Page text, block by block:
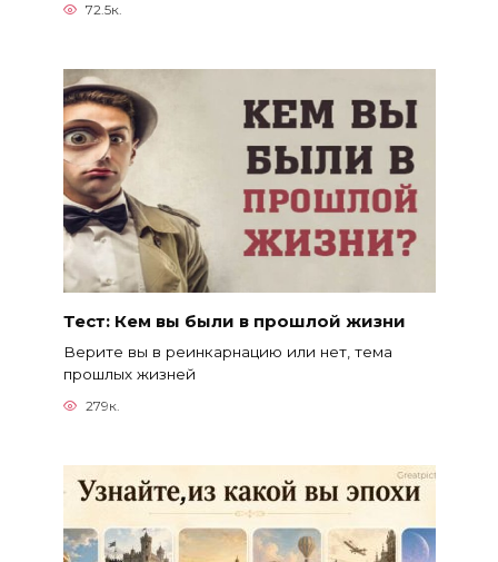
72.5к.
Тест: Кем вы были в прошлой жизни
Верите вы в реинкарнацию или нет, тема
прошлых жизней
279к.